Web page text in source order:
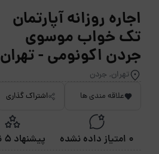
اجاره روزانه آپارتمان
تک خواب موسوی
جردن اکونومی - تهران
تهران, جردن
علاقه مندی ها اشتراک گذاری
0 امتیاز داده نشده پیشنهاد 5 نفرات